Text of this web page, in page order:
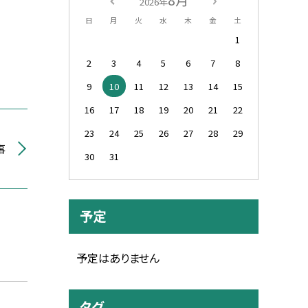
日 月 火 水 木 金 土
1
2
3 4 5 6 7
8
9
10 11 12 13 14
15
16
17 18 19 20 21
22
23
24 25 26 27 28
29
30
31
予定
予定はありません